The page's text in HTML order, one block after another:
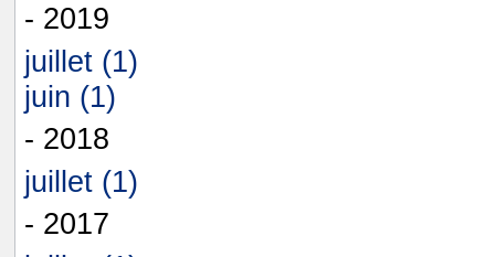
- 2019
juillet (1)
juin (1)
- 2018
juillet (1)
- 2017